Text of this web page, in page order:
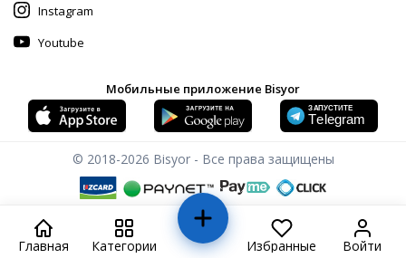
Instagram
Youtube
Мобильные приложение Bisyor
© 2018-2026 Bisyor - Все права защищены
Главная Категории Избранные Войти